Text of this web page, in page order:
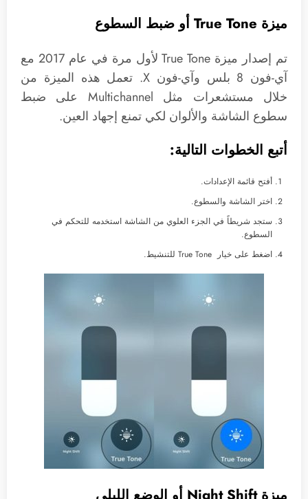
ميزة True Tone أو ضبط السطوع
تم إصدار ميزة True Tone لأول مرة في عام 2017 مع
آي-فون 8 بلس وآي-فون X. تعمل هذه الميزة من
خلال مستشعرات مثل Multichannel على ضبط
سطوع الشاشة والألوان لكي تمنع إجهاد العين.
أتبع الخطوات التالية:
أفتح قائمة الإعدادات.
اختر الشاشة والسطوع.
ستجد شريطاً في الجزء العلوي من الشاشة استخدمه للتحكم في
السطوع.
اضغط على خيار True Tone للتنشيط.
ميزة Night Shift أو الوضع الليلي